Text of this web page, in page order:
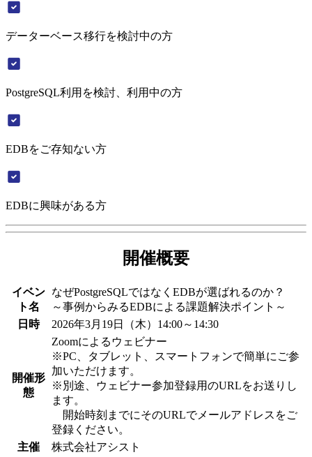
データーベース移行を検討中の方
PostgreSQL利用を検討、利用中の方
EDBをご存知ない方
EDBに興味がある方
開催概要
イベン
ト名
なぜPostgreSQLではなくEDBが選ばれるのか？
～事例からみるEDBによる課題解決ポイント～
日時
2026年3月19日（木）14:00～14:30
開催形
態
Zoomによるウェビナー
※PC、タブレット、スマートフォンで簡単にご参
加いただけます。
※別途、ウェビナー参加登録用のURLをお送りし
ます。
開始時刻までにそのURLでメールアドレスをご
登録ください。
主催
株式会社アシスト